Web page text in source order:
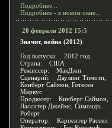
Подробнее...
Подробнее - в новом окне...
20 февраля 2012 15:5
Значит, война (2012)
Год выпуска: 2012 год
Страна: США
Режиссер: МакДжи
Сценарий: Даулинг Тимоти,
Кинберг Саймон, Готесен
Маркус
Продюсер: Кинберг Саймон,
Ласситер Джеймс, Симондз
Роберт
Оператор: Карпентер Рассел